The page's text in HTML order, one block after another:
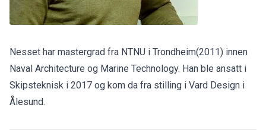
Nesset har mastergrad fra NTNU i Trondheim(2011) innen
Naval Architecture og Marine Technology. Han ble ansatt i
Skipsteknisk i 2017 og kom da fra stilling i Vard Design i
Ålesund.